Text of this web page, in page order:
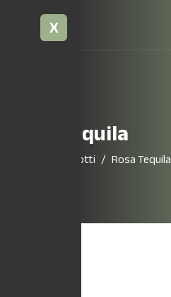
X
Rosa Tequila
Prodotti Rosa Tequila